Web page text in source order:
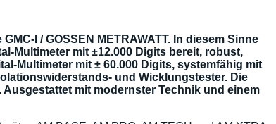
I / GOSSEN METRAWATT. In diesem Sinne
Multimeter mit ±12.000 Digits bereit, robust,
Multimeter mit ± 60.000 Digits, systemfähig mit
und Wicklungstester. Die
mit modernster Technik und einem